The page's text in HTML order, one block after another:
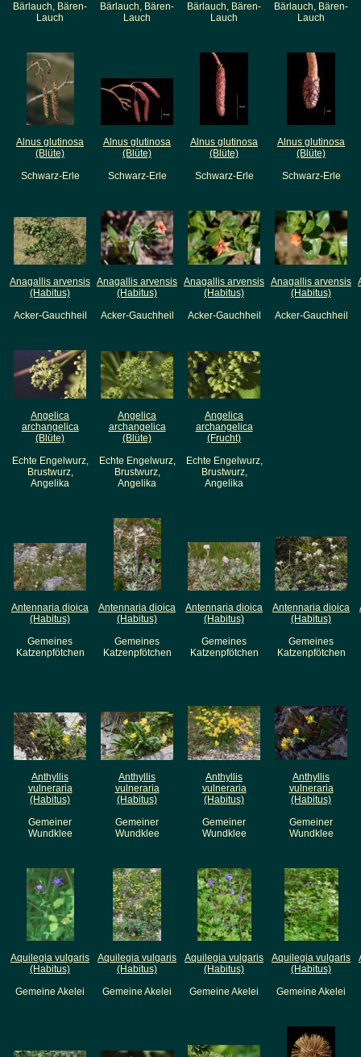
Bärlauch, Bären-
Lauch
Bärlauch, Bären-
Lauch
Bärlauch, Bären-
Lauch
Bärlauch, Bären-
Lauch
Alnus glutinosa
(Blüte)
Schwarz-Erle
Alnus glutinosa
(Blüte)
Schwarz-Erle
Alnus glutinosa
(Blüte)
Schwarz-Erle
Alnus glutinosa
(Blüte)
Schwarz-Erle
Anagallis arvensis
(Habitus)
Acker-Gauchheil
Anagallis arvensis
(Habitus)
Acker-Gauchheil
Anagallis arvensis
(Habitus)
Acker-Gauchheil
Anagallis arvensis
(Habitus)
Acker-Gauchheil
Angelica
archangelica
(Blüte)
Echte Engelwurz,
Brustwurz,
Angelika
Angelica
archangelica
(Blüte)
Echte Engelwurz,
Brustwurz,
Angelika
Angelica
archangelica
(Frucht)
Echte Engelwurz,
Brustwurz,
Angelika
Antennaria dioica
(Habitus)
Gemeines
Katzenpfötchen
Antennaria dioica
(Habitus)
Gemeines
Katzenpfötchen
Antennaria dioica
(Habitus)
Gemeines
Katzenpfötchen
Antennaria dioica
(Habitus)
Gemeines
Katzenpfötchen
Anthyllis
vulneraria
(Habitus)
Gemeiner
Wundklee
Anthyllis
vulneraria
(Habitus)
Gemeiner
Wundklee
Anthyllis
vulneraria
(Habitus)
Gemeiner
Wundklee
Anthyllis
vulneraria
(Habitus)
Gemeiner
Wundklee
Aquilegia vulgaris
(Habitus)
Gemeine Akelei
Aquilegia vulgaris
(Habitus)
Gemeine Akelei
Aquilegia vulgaris
(Habitus)
Gemeine Akelei
Aquilegia vulgaris
(Habitus)
Gemeine Akelei